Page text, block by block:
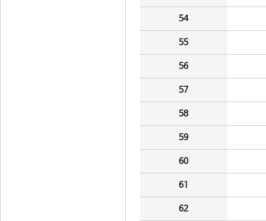
54
55
56
57
58
59
60
61
62